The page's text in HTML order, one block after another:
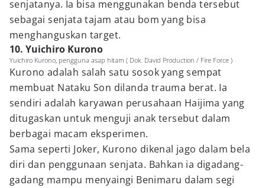
senjatanya. Ia bisa menggunakan benda tersebut
sebagai senjata tajam atau bom yang bisa
menghanguskan target.
10. Yuichiro Kurono
Yuichiro Kurono, pengguna asap hitam ( Dok. David Production / Fire Force )
Kurono adalah salah satu sosok yang sempat
membuat Nataku Son dilanda trauma berat. Ia
sendiri adalah karyawan perusahaan Haijima yang
ditugaskan untuk menguji anak tersebut dalam
berbagai macam eksperimen.
Sama seperti Joker, Kurono dikenal jago dalam bela
diri dan penggunaan senjata. Bahkan ia digadang-
gadang mampu menyaingi Benimaru dalam segi